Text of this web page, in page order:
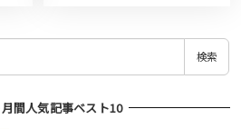
検索
間人気記事ベスト10